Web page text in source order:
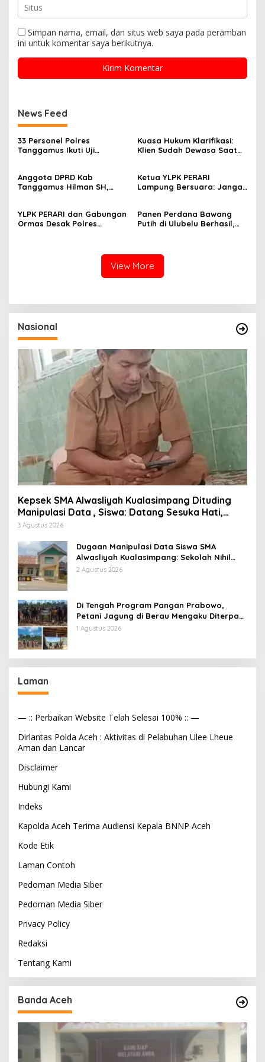
Simpan nama, email, dan situs web saya pada peramban
ini untuk komentar saya berikutnya.
News Feed
33 Personel Polres
Tanggamus Ikuti Uji
Senpi
Kuasa Hukum Klarifikasi:
Klien Sudah Dewasa Saat
Anggota DPRD Kab
Tanggamus Hilman SH,
Ketua YLPK PERARI
Lampung Bersuara: Jangan
Massa Aksi Minta Diusut
YLPK PERARI dan Gabungan
Ormas Desak Polres
Dugaan Pelanggaran UU
Panen Perdana Bawang
Putih di Ulubelu Berhasil,
View More
Nasional
Kepsek SMA Alwasliyah Kualasimpang Dituding
Manipulasi Data , Siswa: Datang Sesuka Hati,
Dana MBG Disalurkan ke Guru & Pesantren
3 Agustus 2026
Dugaan Manipulasi Data Siswa SMA
Alwasliyah Kualasimpang: Sekolah Nihil
Murid Tapi Terima Dana BOS & Paket
2 Agustus 2026
Di Tengah Program Pangan Prabowo,
Petani Jagung di Berau Mengaku Diterpa
Tekanan Aparat
1 Agustus 2026
Laman
— :: Perbaikan Website Telah Selesai 100% :: —
Dirlantas Polda Aceh : Aktivitas di Pelabuhan Ulee Lheue
Aman dan Lancar
Disclaimer
Hubungi Kami
Indeks
Kapolda Aceh Terima Audiensi Kepala BNNP Aceh
Kode Etik
Laman Contoh
Pedoman Media Siber
Pedoman Media Siber
Privacy Policy
Redaksi
Tentang Kami
Banda Aceh